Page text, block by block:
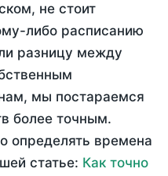
не стоит
либо расписанию
разницу между
мы постараемся
более точным.
определять времена
статье: Как точно